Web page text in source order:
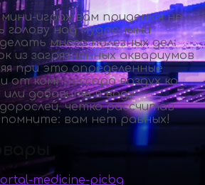
мини-играхвам придется не
голову над мудреными
много полезных дел:
из загрязненных аквариумов
при это определенные
от компрессора воздух ко
добавить в воду
четко рассчитав
вам нет равных!